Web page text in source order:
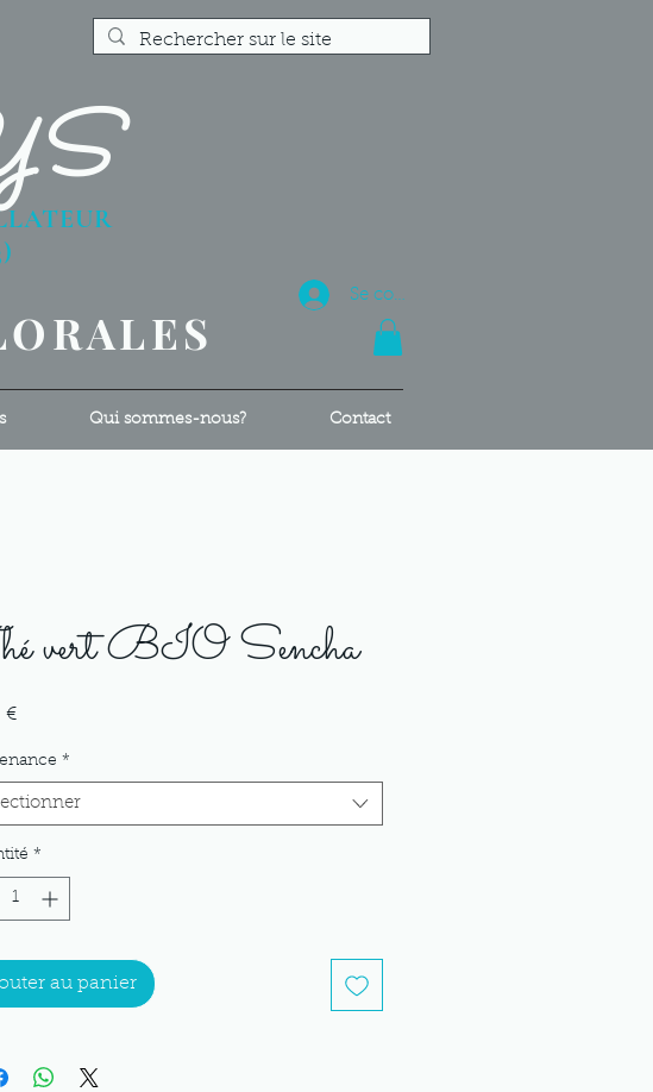
Se connecter
Qui sommes-nous? Contact
vert BIO Sencha
€Prix
*
*
au panier